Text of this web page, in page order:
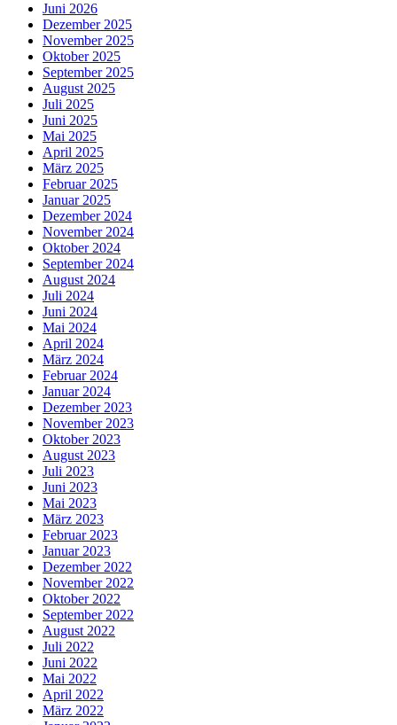
Juni 2026
Dezember 2025
November 2025
Oktober 2025
September 2025
August 2025
Juli 2025
Juni 2025
Mai 2025
April 2025
März 2025
Februar 2025
Januar 2025
Dezember 2024
November 2024
Oktober 2024
September 2024
August 2024
Juli 2024
Juni 2024
Mai 2024
April 2024
März 2024
Februar 2024
Januar 2024
Dezember 2023
November 2023
Oktober 2023
August 2023
Juli 2023
Juni 2023
Mai 2023
März 2023
Februar 2023
Januar 2023
Dezember 2022
November 2022
Oktober 2022
September 2022
August 2022
Juli 2022
Juni 2022
Mai 2022
April 2022
März 2022